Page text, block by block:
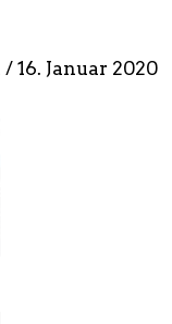
/16. Januar 2020